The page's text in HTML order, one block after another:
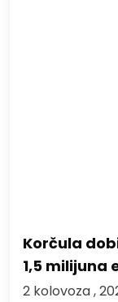
Korčula
1,5 milijuna
2 kolovoza ,